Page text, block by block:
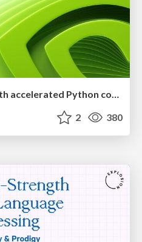
Getting science done with accelerated Python computing platforms
2 380